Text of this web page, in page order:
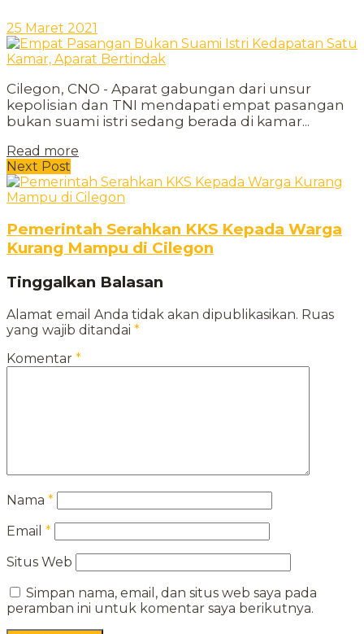
25 Maret 2021
Cilegon, CNO - Aparat gabungan dari unsur
kepolisian dan TNI mendapati empat pasangan
bukan suami istri sedang berada di kamar...
Read more
Next Post
Pemerintah Serahkan KKS Kepada Warga
Kurang Mampu di Cilegon
Tinggalkan Balasan
Alamat email Anda tidak akan dipublikasikan. Ruas
yang wajib ditandai *
Komentar *
Nama *
Email *
Situs Web
Simpan nama, email, dan situs web saya pada
peramban ini untuk komentar saya berikutnya.